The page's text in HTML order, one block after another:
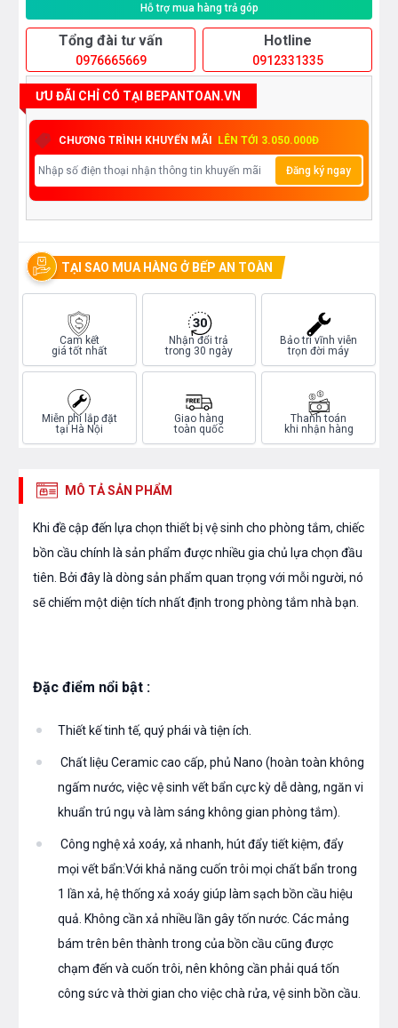
Hỗ trợ mua hàng trả góp
Tổng đài tư vấn
0976665669
Hotline
0912331335
ƯU ĐÃI CHỈ CÓ TẠI BEPANTOAN.VN
CHƯƠNG TRÌNH KHUYẾN MÃI LÊN TỚI 3.050.000Đ
Đăng ký ngay
TẠI SAO MUA HÀNG Ở BẾP AN TOÀN
Cam kết
giá tốt nhất
Nhận đổi trả
trong 30 ngày
Bảo trì vĩnh viễn
trọn đời máy
Miễn phí lắp đặt
tại Hà Nội
Giao hàng
toàn quốc
Thanh toán
khi nhận hàng
MÔ TẢ SẢN PHẨM
Khi đề cập đến lựa chọn thiết bị vệ sinh cho phòng tắm, chiếc
bồn cầu chính là sản phẩm được nhiều gia chủ lựa chọn đầu
tiên. Bởi đây là dòng sản phẩm quan trọng với mỗi người, nó
sẽ chiếm một diện tích nhất định trong phòng tắm nhà bạn.
Đặc điểm nổi bật :
Thiết kế tinh tế, quý phái và tiện ích.
Chất liệu Ceramic cao cấp, phủ Nano (hoàn toàn không
ngấm nước, việc vệ sinh vết bẩn cực kỳ dễ dàng, ngăn vi
khuẩn trú ngụ và làm sáng không gian phòng tắm).
Công nghệ xả xoáy, xả nhanh, hút đẩy tiết kiệm, đẩy
mọi vết bẩn:Với khả năng cuốn trôi mọi chất bẩn trong
1 lần xả, hệ thống xả xoáy giúp làm sạch bồn cầu hiệu
quả. Không cần xả nhiều lần gây tốn nước. Các mảng
bám trên bên thành trong của bồn cầu cũng được
chạm đến và cuốn trôi, nên không cần phải quá tốn
công sức và thời gian cho việc chà rửa, vệ sinh bồn cầu.